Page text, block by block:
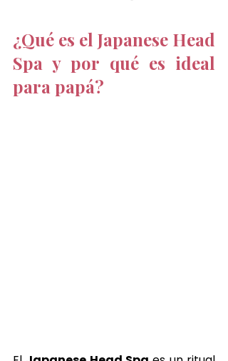
¿Qué es el Japanese Head
Spa y por qué es ideal
para papá?